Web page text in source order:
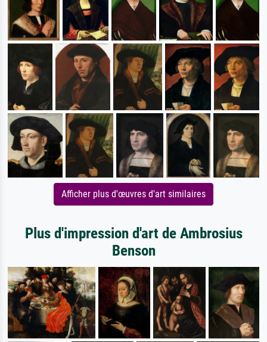
Afficher plus d'œuvres d'art similaires
Plus d'impression d'art de Ambrosius
Benson